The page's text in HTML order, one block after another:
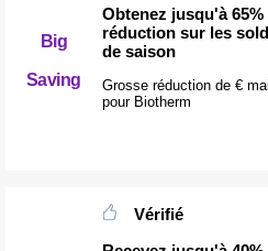
Big
Saving
Obtenez jusqu'à 65%
réduction sur les
de saison
Grosse réduction de €
pour Biotherm
Vérifié